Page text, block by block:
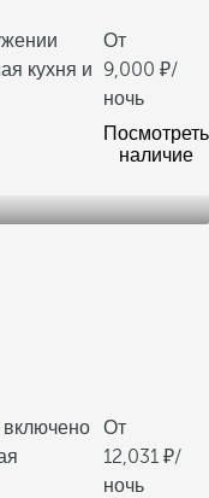
кухня и
От
9,000
/
ночь
Посмотреть
наличие
включено
От
12,031
/
ночь